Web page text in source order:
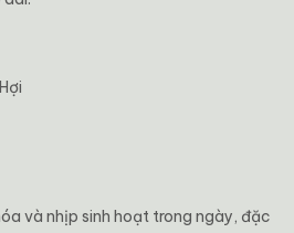
và nhịp sinh hoạt trong ngày, đặc